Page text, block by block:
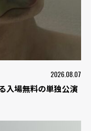
2026.08.07
入場無料の単独公演